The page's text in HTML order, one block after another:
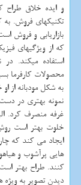
و ایده خلاق طراح
تکنیکهای فروش. به
بازاریابی و فروش
که از ویژگیهای
استفاده میکند.
محصولات کارفرما
به شکل مودبانه از
نمونه بهتری در دست
غرفه منصرف کرد.
خلوت بهتر است
ایجاد می کند که
هایی پرآشوب و
کنند. طراح بهتر
دیدن تصویر به ویژه